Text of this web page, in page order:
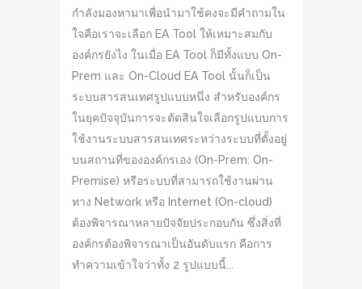
กำลังมองหามาเพื่อนำมาใช้คงจะมีคำถามใน
ใจคือเราจะเลือก EA Tool ให้เหมาะสมกับ
องค์กรยังไง ในเมื่อ EA Tool ก็มีทั้งแบบ On-
Prem และ On-Cloud EA Tool นั้นก็เป็น
ระบบสารสนเทศรูปแบบหนึ่ง สำหรับองค์กร
ในยุคปัจจุบันการจะตัดสินใจเลือกรูปแบบการ
ใช้งานระบบสารสนเทศระหว่างระบบที่ตั้งอยู่
บนสถานที่ขององค์กรเอง (On-Prem: On-
Premise) หรือระบบที่สามารถใช้งานผ่าน
ทาง Network หรือ Internet (On-cloud)
ต้องพิจารณาหลายปัจจัยประกอบกัน ซึ่งสิ่งที่
องค์กรต้องพิจารณาเป็นอันดับแรก คือการ
ทำความเข้าใจว่าทั้ง 2 รูปแบบนี้...